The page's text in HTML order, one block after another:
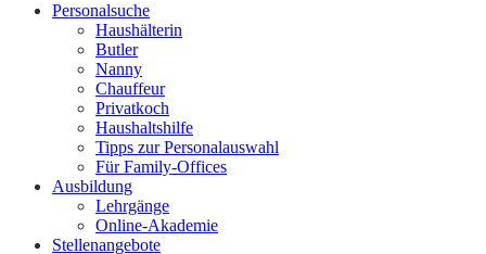
Personalsuche
Haushälterin
Butler
Nanny
Chauffeur
Privatkoch
Haushaltshilfe
Tipps zur Personalauswahl
Für Family-Offices
Ausbildung
Lehrgänge
Online-Akademie
Stellenangebote